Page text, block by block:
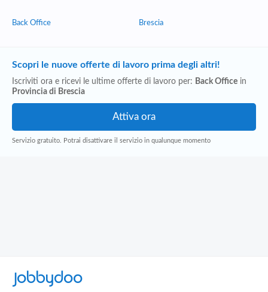
Back Office Brescia
Scopri le nuove offerte di lavoro prima degli altri!
Iscriviti ora e ricevi le ultime offerte di lavoro per: Back Office in
Provincia di Brescia
Servizio gratuito. Potrai disattivare il servizio in qualunque momento
Jobbydoo